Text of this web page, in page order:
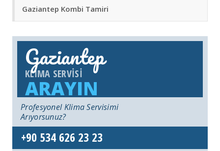
Gaziantep Kombi Tamiri
Gaziantep
KLIMA SERVISI
ARAYIN
Profesyonel Klima Servisimi
Arıyorsunuz?
+90 534 626 23 23